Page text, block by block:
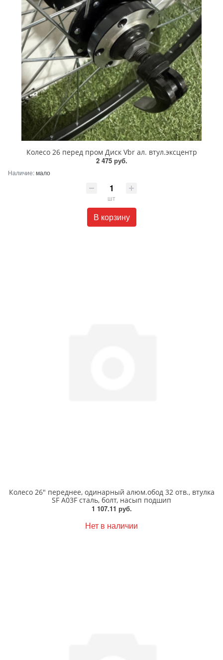
Колесо 26 перед пром Диск Vbr ал. втул.эксцентр
2 475 руб.
Наличие:мало
шт
В корзину
Колесо 26" переднее, одинарный алюм.обод 32 отв., втулка
SF A03F сталь, болт, насып подшип
1 107.11 руб.
Нет в наличии